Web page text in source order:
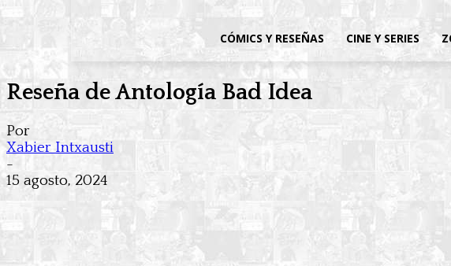
CÓMICS Y RESEÑAS CINE Y SERIES
Reseña de Antología Bad Idea
Por
Xabier Intxausti
-
15 agosto, 2024